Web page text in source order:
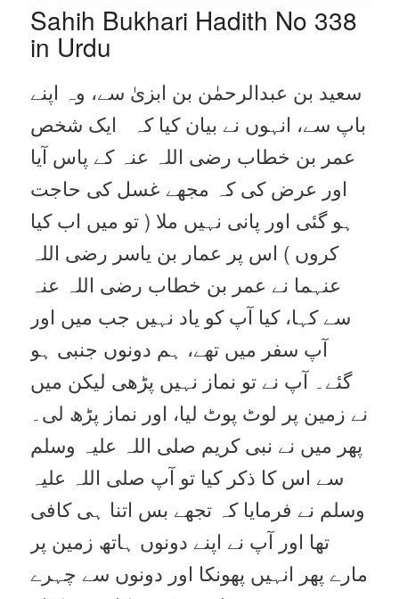
Sahih Bukhari Hadith No 338
in Urdu
سعید بن عبدالرحمٰن بن ابزیٰ سے، وہ اپنے
باپ سے، انہوں نے بیان کیا کہ ایک شخص
عمر بن خطاب رضی اللہ عنہ کے پاس آیا
اور عرض کی کہ مجھے غسل کی حاجت
ہو گئی اور پانی نہیں ملا ( تو میں اب کیا
کروں ) اس پر عمار بن یاسر رضی اللہ
عنہما نے عمر بن خطاب رضی اللہ عنہ
سے کہا، کیا آپ کو یاد نہیں جب میں اور
آپ سفر میں تھے، ہم دونوں جنبی ہو
گئے۔ آپ نے تو نماز نہیں پڑھی لیکن میں
نے زمین پر لوٹ پوٹ لیا، اور نماز پڑھ لی۔
پھر میں نے نبی کریم صلی اللہ علیہ وسلم
سے اس کا ذکر کیا تو آپ صلی اللہ علیہ
وسلم نے فرمایا کہ تجھے بس اتنا ہی کافی
تھا اور آپ نے اپنے دونوں ہاتھ زمین پر
مارے پھر انہیں پھونکا اور دونوں سے چہرے